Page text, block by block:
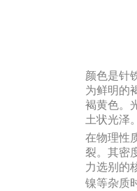
颜色是针
为鲜明的
褐黄色。
土状光泽。
在物理性
裂。其密
力选别的
镍等杂质